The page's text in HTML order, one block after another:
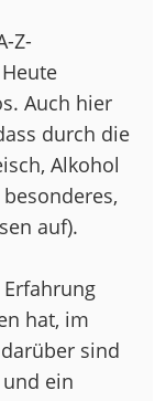
Z-
Auch hier
durch die
Alkohol
auf).
hat, im
sind
ein